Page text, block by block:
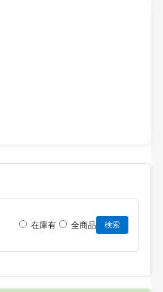
在庫有 全商品 検索